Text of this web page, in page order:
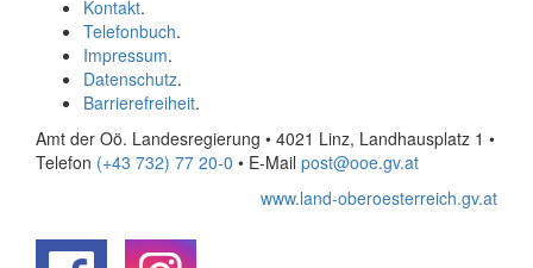
Kontakt.
Telefonbuch.
Impressum.
Datenschutz.
Barrierefreiheit.
Amt der Oö. Landesregierung • 4021 Linz, Landhausplatz 1 •
Telefon (+43 732) 77 20-0 • E-Mail post@ooe.gv.at
www.land-oberoesterreich.gv.at